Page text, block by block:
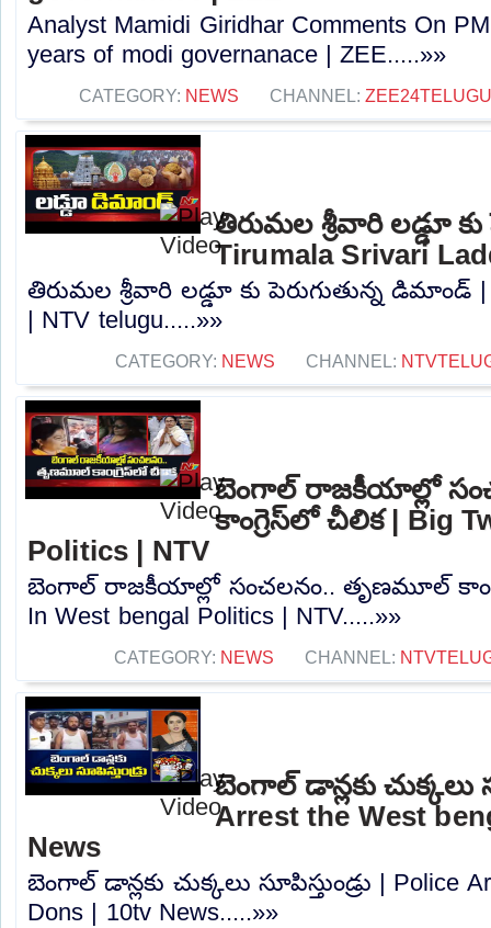
Analyst Mamidi Giridhar Comments On
years of modi governanace | ZEE.....»»
CATEGORY: NEWS CHANNEL:
తిరుమల శ్రీవారి లడ్డూ
Tirumala Srivari
తిరుమల శ్రీవారి లడ్డూ కు పెరుగుతున్న డిమాండ్ |
| NTV telugu.....»»
CATEGORY: NEWS CHANNEL:
బెంగాల్‌ రాజకీయాల్లో
కాంగ్రెస్‌లో చీలిక | Big
Politics | NTV
బెంగాల్‌ రాజకీయాల్లో సంచలనం.. తృణమూల్
In West bengal Politics | NTV.....»»
CATEGORY: NEWS CHANNEL:
బెంగాల్ డాన్లకు చుక్కలు
Arrest the West
News
బెంగాల్ డాన్లకు చుక్కలు సూపిస్తుండ్రు | Police
Dons | 10tv News.....»»